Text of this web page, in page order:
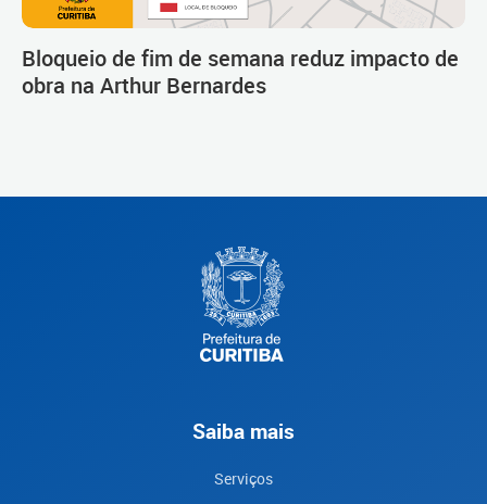
Bloqueio de fim de semana reduz impacto de
obra na Arthur Bernardes
Saiba mais
Serviços